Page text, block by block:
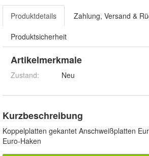
Produktdetails Zahlung, Versand &
Produktsicherheit
Artikelmerkmale
Zustand: Neu
Kurzbeschreibung
Koppelplatten gekantet Anschweißplatten
Euro-Haken